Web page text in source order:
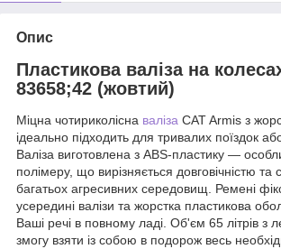
Опис
Пластикова валіза на
83658;42 (жовтий)
Міцна чотириколісна валіза CAT Armis з
ідеально підходить для тривалих поїздок
Валіза виготовлена з ABS-пластику —
полімеру, що вирізняється довговічністю та
багатьох агресивних середовищ. Ремені
усередині валізи та жорстка пластикова
Ваші речі в повному ладі. Об'єм 65 літрів з
змогу взяти із собою в подорож весь